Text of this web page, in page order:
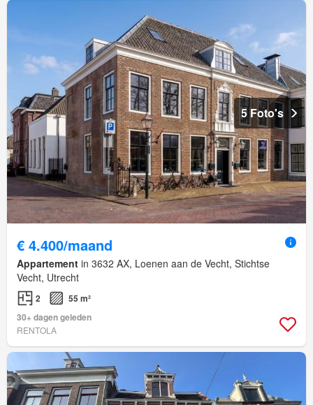
5 Foto's
€ 4.400/maand
Appartement in 3632 AX, Loenen aan de Vecht, Stichtse
Vecht, Utrecht
2
55 m²
30+ dagen geleden
RENTOLA